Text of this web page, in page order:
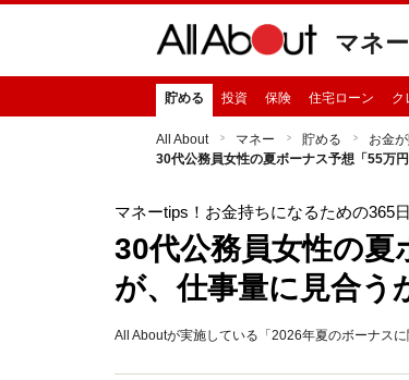
マネー
貯める 投資 保険 住宅ローン ク
All About マネー 貯める お金
30代公務員女性の夏ボーナス予想「55万
マネーtips！お金持ちになるための365日
30代公務員女性の
が、仕事量に見合う
All Aboutが実施している「2026年夏のボーナス